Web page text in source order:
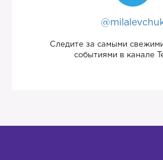
Следите за самыми
событиями в канале